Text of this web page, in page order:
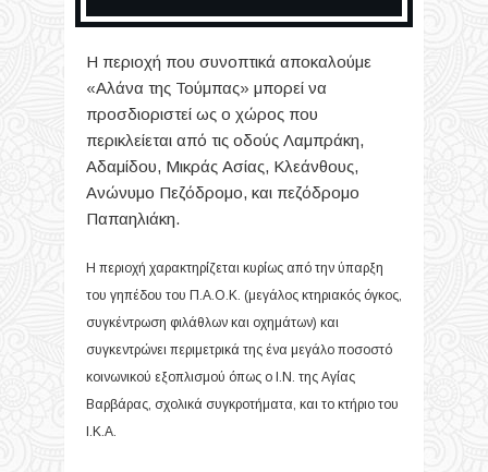
Η περιοχή που συνοπτικά αποκαλούμε
«Αλάνα της Τούμπας» μπορεί να
προσδιοριστεί ως ο χώρος που
περικλείεται από τις οδούς Λαμπράκη,
Αδαμίδου, Μικράς Ασίας, Κλεάνθους,
Ανώνυμο Πεζόδρομο, και πεζόδρομο
Παπαηλιάκη.
Η περιοχή χαρακτηρίζεται κυρίως από την ύπαρξη
του γηπέδου του Π.Α.Ο.Κ. (μεγάλος κτηριακός όγκος,
συγκέντρωση φιλάθλων και οχημάτων) και
συγκεντρώνει περιμετρικά της ένα μεγάλο ποσοστό
κοινωνικού εξοπλισμού όπως ο Ι.Ν. της Αγίας
Βαρβάρας, σχολικά συγκροτήματα, και το κτήριο του
Ι.Κ.Α.